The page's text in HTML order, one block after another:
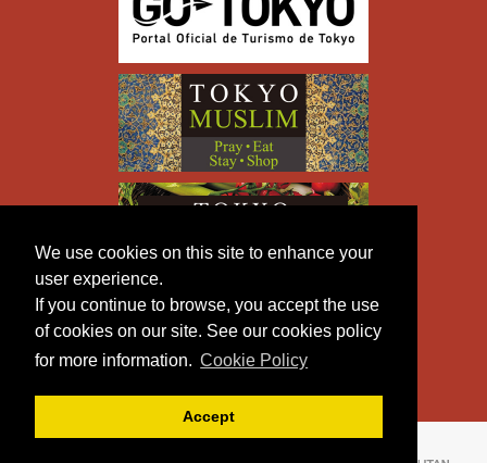
We use cookies on this site to enhance your
user experience.
If you continue to browse, you accept the use
of cookies on our site. See our cookies policy
for more information. Cookie Policy
Accept